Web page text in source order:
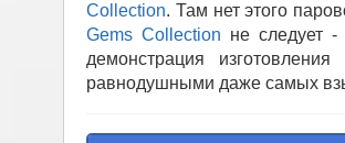
Collection. Там нет этого
Gems Collection не следует -
демонстрация
равнодушными даже самых